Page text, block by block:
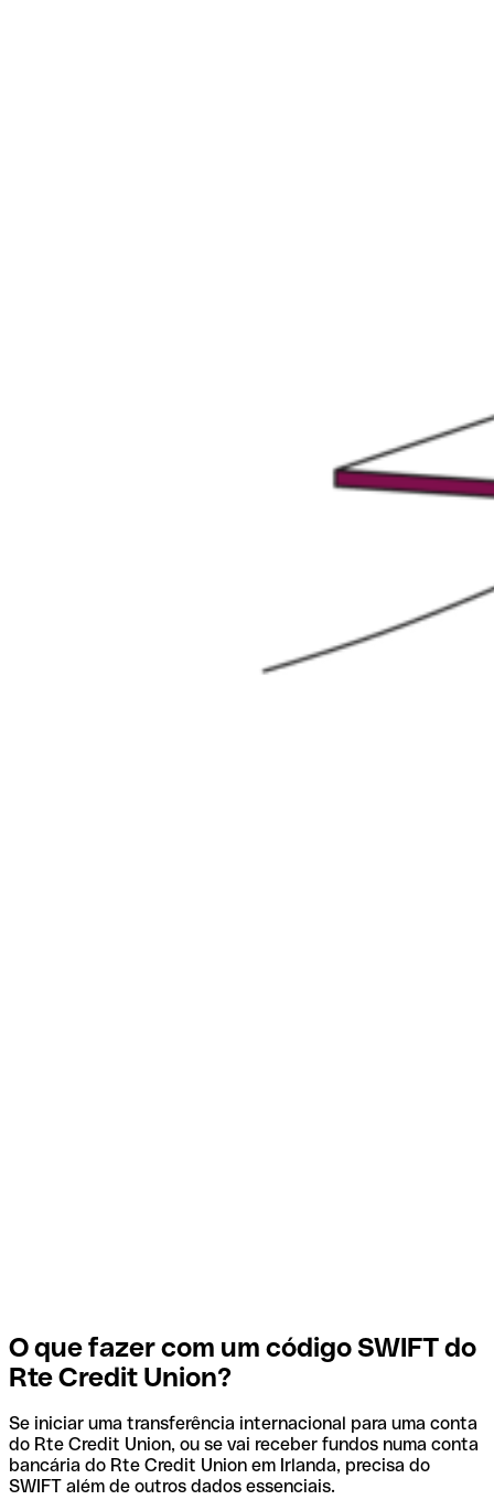
O que fazer com um código SWIFT do
Rte Credit Union?
Se iniciar uma transferência internacional para uma conta
do Rte Credit Union, ou se vai receber fundos numa conta
bancária do Rte Credit Union em Irlanda, precisa do
SWIFT além de outros dados essenciais.